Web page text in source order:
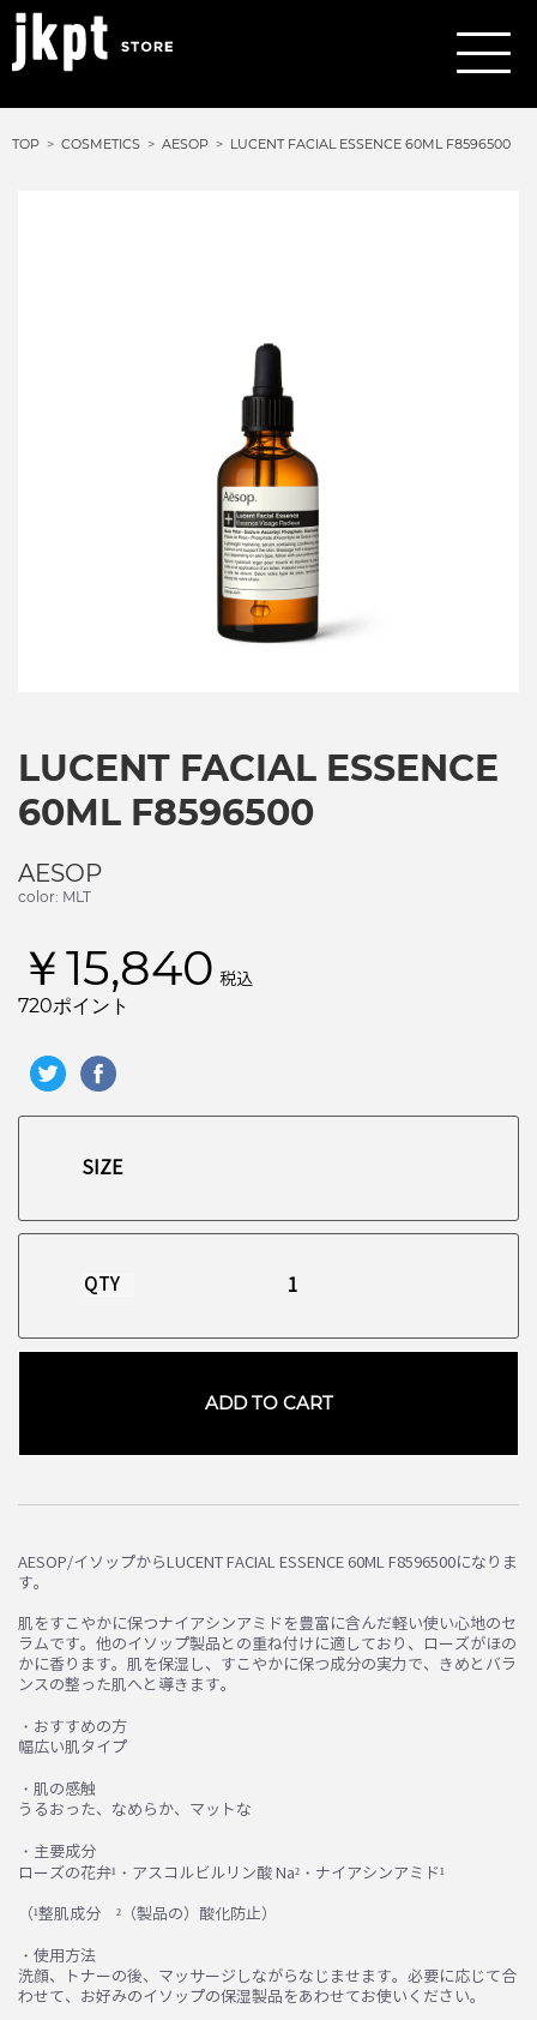
TOP COSMETICS AESOP LUCENT FACIAL ESSENCE 60ML F8596500
LUCENT FACIAL ESSENCE
60ML F8596500
AESOP
color: MLT
￥15,840 税込
720ポイント
QTY
ADD TO CART
AESOP/イソップからLUCENT FACIAL ESSENCE 60ML F8596500になりま
す。
肌をすこやかに保つナイアシンアミドを豊富に含んだ軽い使い心地のセ
ラムです。他のイソップ製品との重ね付けに適しており、ローズがほの
かに香ります。肌を保湿し、すこやかに保つ成分の実力で、きめとバラ
ンスの整った肌へと導きます。
・おすすめの方
幅広い肌タイプ
・肌の感触
うるおった、なめらか、マットな
・主要成分
ローズの花弁¹・アスコルビルリン酸 Na²・ナイアシンアミド¹
（¹整肌成分 ²（製品の）酸化防止）
・使用方法
洗顔、トナーの後、マッサージしながらなじませます。必要に応じて合
わせて、お好みのイソップの保湿製品をあわせてお使いください。